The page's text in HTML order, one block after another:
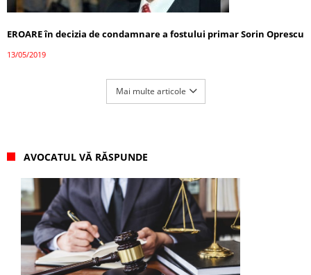
EROARE în decizia de condamnare a fostului primar Sorin Oprescu
13/05/2019
Mai multe articole
AVOCATUL VĂ RĂSPUNDE